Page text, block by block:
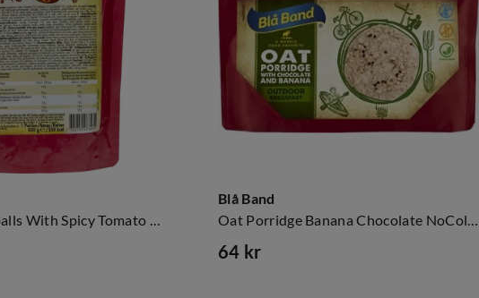
Chicken Meatballs With Spicy Tomato NoColour
Blå Band
Oat Porridge Banana Chocolate NoColour
64 kr